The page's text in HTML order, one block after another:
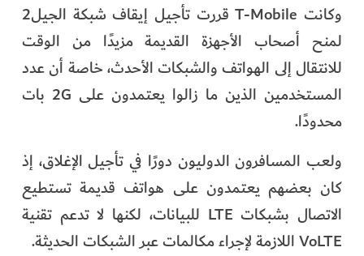
وكانت T-Mobile قررت تأجيل إيقاف شبكة الجيل2
لمنح أصحاب الأجهزة القديمة مزيدًا من الوقت
للانتقال إلى الهواتف والشبكات الأحدث، خاصة أن عدد
المستخدمين الذين ما زالوا يعتمدون على 2G بات
محدودًا.
ولعب المسافرون الدوليون دورًا في تأجيل الإغلاق، إذ
كان بعضهم يعتمدون على هواتف قديمة تستطيع
الاتصال بشبكات LTE للبيانات، لكنها لا تدعم تقنية
VoLTE اللازمة لإجراء مكالمات عبر الشبكات الحديثة.